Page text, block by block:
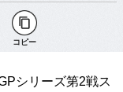
コピー
シリーズ第2戦ス